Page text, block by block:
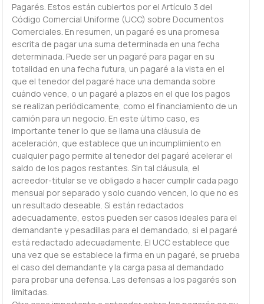
Pagarés. Estos están cubiertos por el Artículo 3 del
Código Comercial Uniforme (UCC) sobre Documentos
Comerciales. En resumen, un pagaré es una promesa
escrita de pagar una suma determinada en una fecha
determinada. Puede ser un pagaré para pagar en su
totalidad en una fecha futura, un pagaré a la vista en el
que el tenedor del pagaré hace una demanda sobre
cuándo vence, o un pagaré a plazos en el que los pagos
se realizan periódicamente, como el financiamiento de un
camión para un negocio. En este último caso, es
importante tener lo que se llama una cláusula de
aceleración, que establece que un incumplimiento en
cualquier pago permite al tenedor del pagaré acelerar el
saldo de los pagos restantes. Sin tal cláusula, el
acreedor-titular se ve obligado a hacer cumplir cada pago
mensual por separado y solo cuando vencen, lo que no es
un resultado deseable. Si están redactados
adecuadamente, estos pueden ser casos ideales para el
demandante y pesadillas para el demandado, si el pagaré
está redactado adecuadamente. El UCC establece que
una vez que se establece la firma en un pagaré, se prueba
el caso del demandante y la carga pasa al demandado
para probar una defensa. Las defensas a los pagarés son
limitadas.